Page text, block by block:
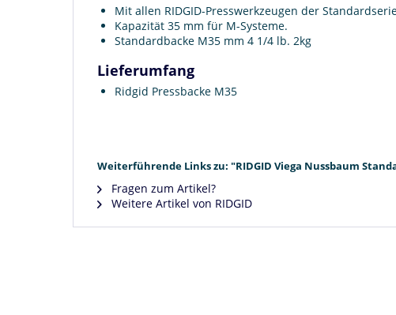
Mit allen RIDGID-Presswerkzeugen der Standardserie
Kapazität 35 mm für M-Systeme.
Standardbacke M35 mm 4 1/4 lb. 2kg
Lieferumfang
Ridgid Pressbacke M35
Weiterführende Links zu: "RIDGID Viega Nussbaum
Fragen zum Artikel?
Weitere Artikel von RIDGID